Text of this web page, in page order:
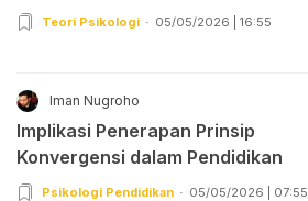
Teori Psikologi 05/05/2026 | 16:55
Iman Nugroho
Implikasi Penerapan Prinsip
Konvergensi dalam Pendidikan
Psikologi Pendidikan 05/05/2026 | 07:55